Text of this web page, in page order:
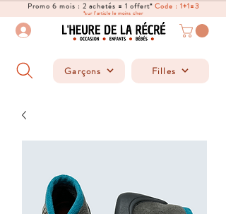
Promo 6 mois : 2 achetés = 1 offert*Code : 1+1=3
*sur l'article le moins cher
Garçons Filles